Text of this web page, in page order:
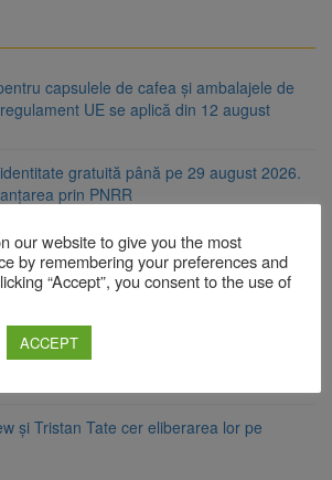
capsulele de cafea și ambalajele de
UE se aplică din 12 august
gratuită până pe 29 august 2026.
prin PNRR
Șcheii Brașovului vor fi restaurate.
a fost semnat
propriul record mondial. Betty Bromage a
unui avion
și Tristan Tate cer eliberarea lor pe
our website to give you the most
by remembering your preferences and
“Accept”, you consent to the use of
ACCEPT